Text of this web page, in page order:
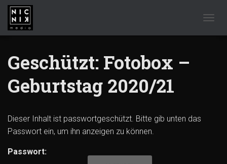
Geschützt: Fotobox –
Geburtstag 2020/21
Dieser Inhalt ist passwortgeschützt. Bitte gib unten das
Passwort ein, um ihn anzeigen zu können.
Passwort: